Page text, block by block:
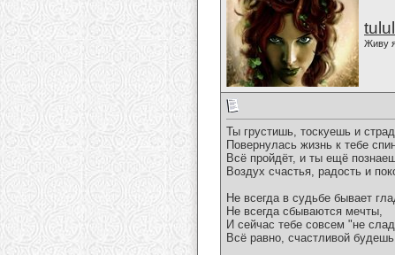
Живу
Ты грустишь, тоскуешь и
Повернулась жизнь к тебе
Всё пройдёт, и ты ещё
Воздух счастья, радость и
Не всегда в судьбе бывает
Не всегда сбываются мечты,
И сейчас тебе совсем "не
Всё равно, счастливой